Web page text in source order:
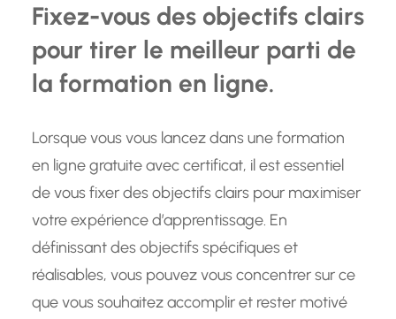
Fixez-vous des objectifs clairs
pour tirer le meilleur parti de
la formation en ligne.
Lorsque vous vous lancez dans une formation
en ligne gratuite avec certificat, il est essentiel
de vous fixer des objectifs clairs pour maximiser
votre expérience d’apprentissage. En
définissant des objectifs spécifiques et
réalisables, vous pouvez vous concentrer sur ce
que vous souhaitez accomplir et rester motivé